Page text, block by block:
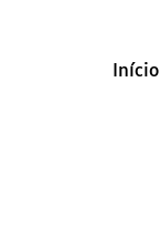
Início